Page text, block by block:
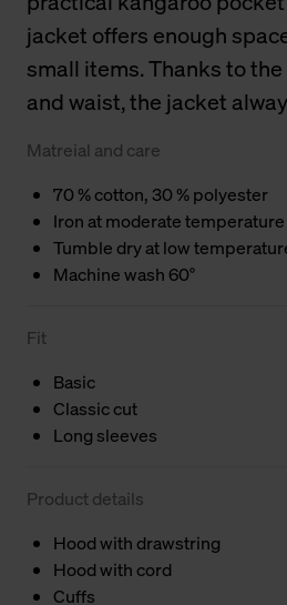
jacket offers enough
small items. Thanks to
and waist, the jacket
Matreial and care
70 % cotton, 30 % polyester
Iron at moderate temperature
Tumble dry at low
Machine wash 60°
Fit
Basic
Classic cut
Long sleeves
Product details
Hood with drawstring
Hood with cord
Cuffs